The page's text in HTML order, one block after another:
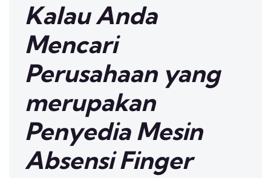
Kalau Anda
Mencari
Perusahaan yang
merupakan
Penyedia Mesin
Absensi Finger